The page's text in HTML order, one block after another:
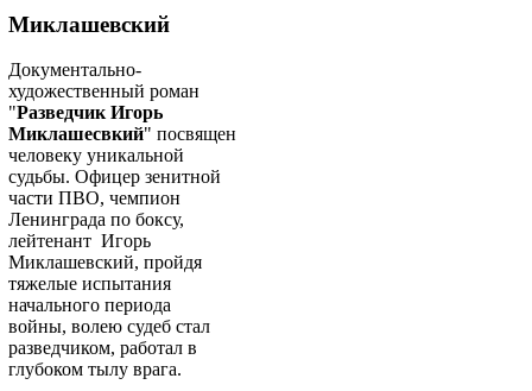
Миклашевский
Документально-
художественный роман
"Разведчик Игорь
Миклашесвкий" посвящен
человеку уникальной
судьбы. Офицер зенитной
части ПВО, чемпион
Ленинграда по боксу,
лейтенант Игорь
Миклашевский, пройдя
тяжелые испытания
начального периода
войны, волею судеб стал
разведчиком, работал в
глубоком тылу врага.